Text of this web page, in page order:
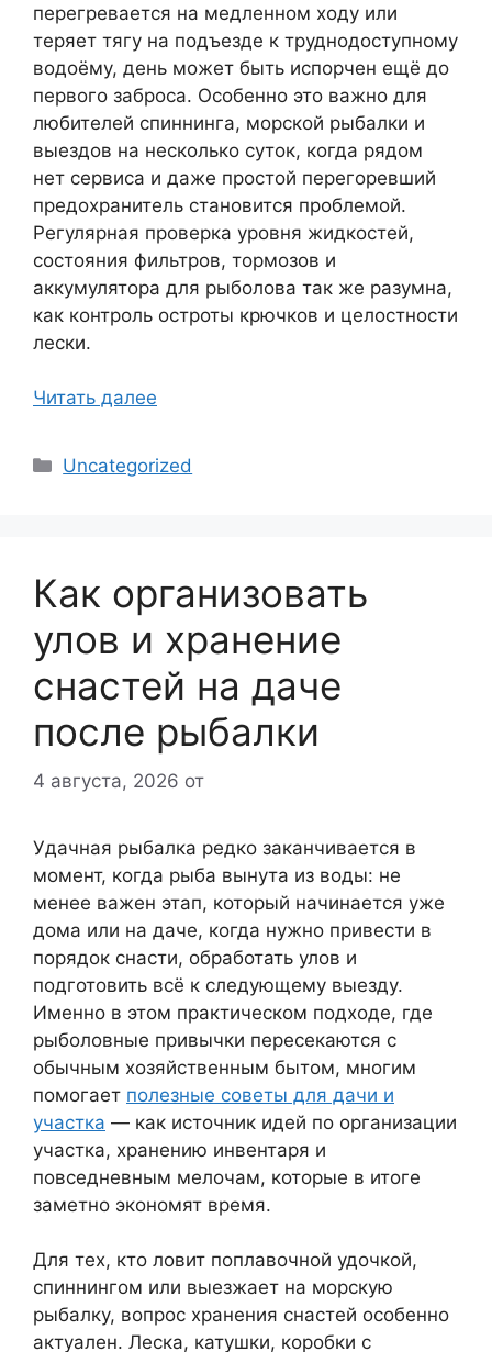
перегревается на медленном ходу или
теряет тягу на подъезде к труднодоступному
водоёму, день может быть испорчен ещё до
первого заброса. Особенно это важно для
любителей спиннинга, морской рыбалки и
выездов на несколько суток, когда рядом
нет сервиса и даже простой перегоревший
предохранитель становится проблемой.
Регулярная проверка уровня жидкостей,
состояния фильтров, тормозов и
аккумулятора для рыболова так же разумна,
как контроль остроты крючков и целостности
лески.
Читать далее
Рубрики
Uncategorized
Как организовать
улов и хранение
снастей на даче
после рыбалки
4 августа, 2026 от
Удачная рыбалка редко заканчивается в
момент, когда рыба вынута из воды: не
менее важен этап, который начинается уже
дома или на даче, когда нужно привести в
порядок снасти, обработать улов и
подготовить всё к следующему выезду.
Именно в этом практическом подходе, где
рыболовные привычки пересекаются с
обычным хозяйственным бытом, многим
помогает полезные советы для дачи и
участка — как источник идей по организации
участка, хранению инвентаря и
повседневным мелочам, которые в итоге
заметно экономят время.
Для тех, кто ловит поплавочной удочкой,
спиннингом или выезжает на морскую
рыбалку, вопрос хранения снастей особенно
актуален. Леска, катушки, коробки с